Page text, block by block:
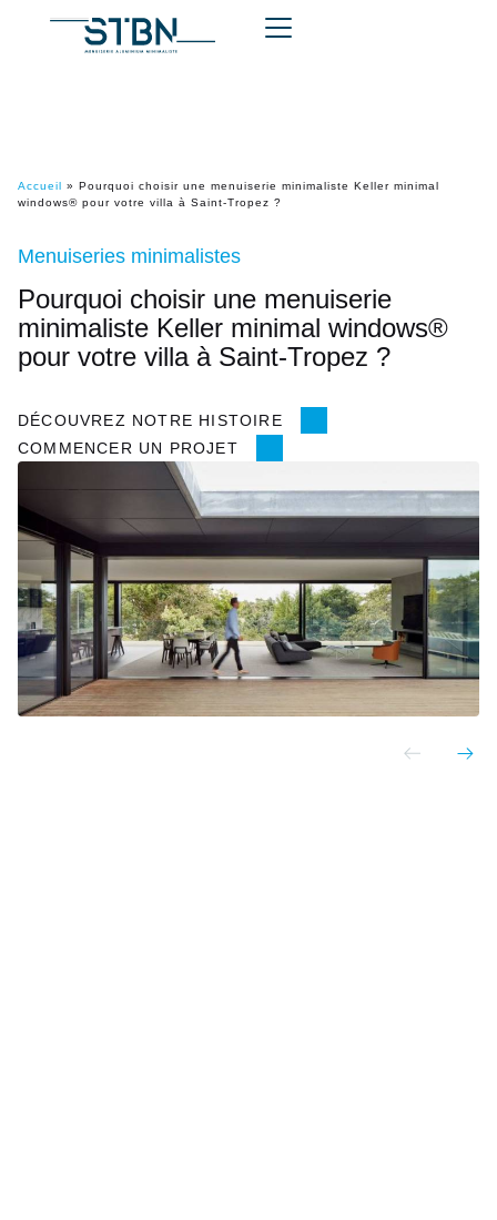
Accueil » Pourquoi choisir une menuiserie minimaliste Keller minimal
windows® pour votre villa à Saint-Tropez ?
Menuiseries minimalistes
Pourquoi choisir une menuiserie
minimaliste Keller minimal windows®
pour votre villa à Saint-Tropez ?
DÉCOUVREZ NOTRE HISTOIRE
COMMENCER UN PROJET